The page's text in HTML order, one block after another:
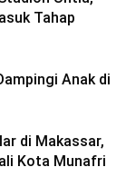
Tahap
Anak di
di Makassar,
Kota Munafri